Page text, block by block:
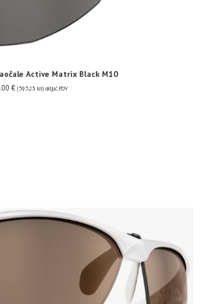
Active Matrix Black M10
€ (595.23 kn) uključ. PDV